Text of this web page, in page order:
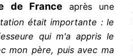
de France après une
était importante : le
qui m'a appris le
mon père, puis avec ma